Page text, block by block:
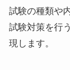
試験の種類や
試験対策を行
現します。